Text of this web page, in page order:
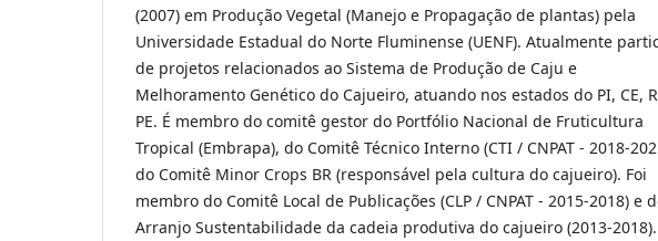
(2007) em Produção Vegetal (Manejo e Propagação de plantas) pela
Universidade Estadual do Norte Fluminense (UENF). Atualmente
de projetos relacionados ao Sistema de Produção de Caju e
Melhoramento Genético do Cajueiro, atuando nos estados do PI, CE,
PE. É membro do comitê gestor do Portfólio Nacional de Fruticultura
Tropical (Embrapa), do Comitê Técnico Interno (CTI / CNPAT - 2018-
do Comitê Minor Crops BR (responsável pela cultura do cajueiro). Foi
membro do Comitê Local de Publicações (CLP / CNPAT - 2015-2018) e
Arranjo Sustentabilidade da cadeia produtiva do cajueiro (2013-2018).